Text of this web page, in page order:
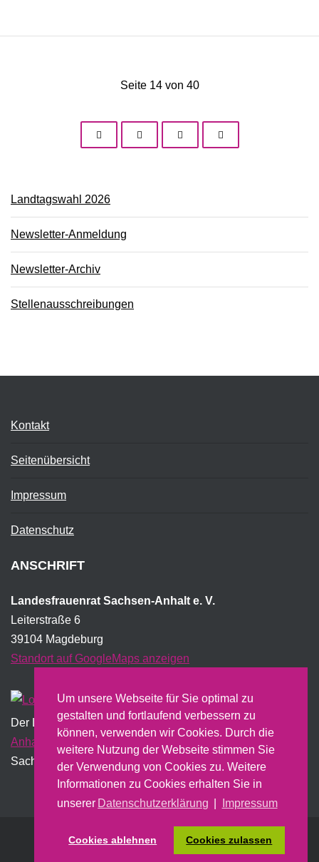
Um unsere Webseite für Sie optimal zu
gestalten und fortlaufend verbessern zu
können, verwenden wir Cookies. Durch die
weitere Nutzung der Webseite stimmen Sie
der Verwendung von Cookies zu. Weitere
Informationen zu Cookies erhalten Sie in
unserer Datenschutzerklärung Impressum
Cookies ablehnen Cookies zulassen
Seite 14 von 40
Landtagswahl 2026
Newsletter-Anmeldung
Newsletter-Archiv
Stellenausschreibungen
Kontakt
Seitenübersicht
Impressum
Datenschutz
ANSCHRIFT
Landesfrauenrat Sachsen-Anhalt e. V.
Leiterstraße 6
39104 Magdeburg
Standort auf GoogleMaps anzeigen
Der Landesfrauenrat wird institutionell vom Land
Anhalt
gefördert und erstellt dazu u.a. einen jährlichen
Sachbericht.
Nach oben